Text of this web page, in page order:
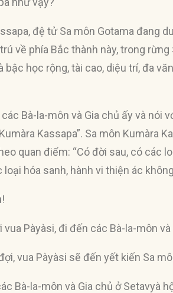
đệ tử Sa môn Gotama đang
về phía Bắc thành này, trong
bậc học rộng, tài cao, diệu trí, đa
Bà-la-môn và Gia chủ ấy và nói
Kassapa”. Sa môn Kumàra
quan điểm: “Có đời sau, có các
hóa sanh, hành vi thiện ác
Pàyàsi, đi đến các Bà-la-môn
vua Pàyàsi sẽ đến yết kiến Sa
Bà-la-môn và Gia chủ ở